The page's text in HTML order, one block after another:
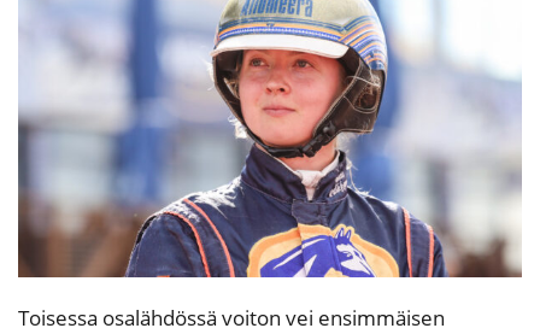
Toisessa osalähdössä voiton vei ensimmäisen